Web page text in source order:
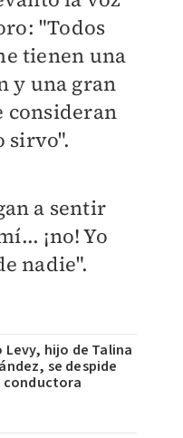
"Todos
tienen una
y una gran
consideran
sirvo".
a sentir
¡no! Yo
nadie".
Levy, hijo de Talina
se despide
conductora